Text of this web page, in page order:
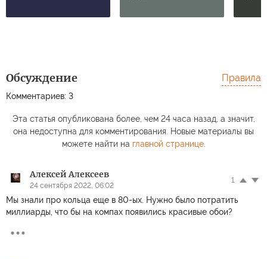
Обсуждение
Комментариев: 3
Правила
Эта статья опубликована более, чем 24 часа назад, а значит,
она недоступна для комментирования. Новые материалы вы
можете найти на главной странице.
Алексей Алексеев
24 сентября 2022, 06:02
1
Мы знали про кольца еще в 80-ых. Нужно было потратить
миллиарды, что бы на компах появились красивые обои?